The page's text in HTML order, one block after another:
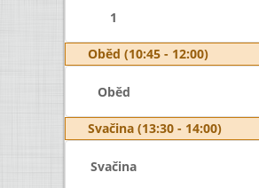
1
Oběd (10:45 - 12:00)
Oběd
Svačina (13:30 - 14:00)
Svačina